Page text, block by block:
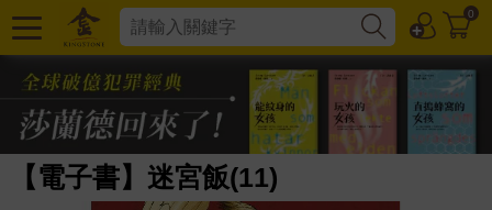
0
【電子書】迷宮飯(11)